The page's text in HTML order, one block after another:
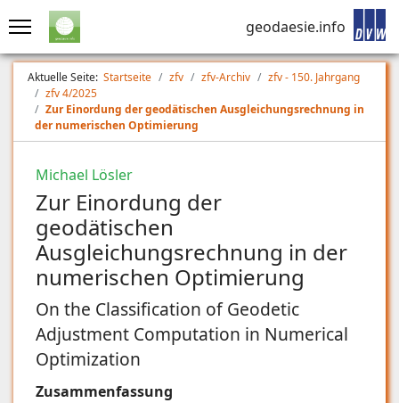
geodaesie.info
Aktuelle Seite: Startseite zfv zfv-Archiv
zfv - 150. Jahrgang
zfv 4/2025
Zur Einordung der geodätischen Ausgleichungsrechnung in
der numerischen Optimierung
Michael Lösler
Zur Einordung der
geodätischen
Ausgleichungsrechnung in der
numerischen Optimierung
On the Classification of Geodetic
Adjustment Computation in Numerical
Optimization
Zusammenfassung